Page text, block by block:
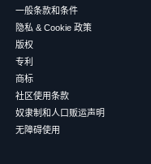
一般条款和条件
隐私 & Cookie 政策
版权
专利
商标
社区使用条款
奴隶制和人口贩运声明
无障碍使用